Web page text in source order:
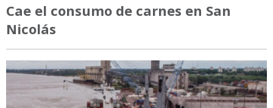
Cae el consumo de carnes en San
Nicolás